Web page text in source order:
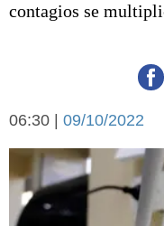
Economía y campo
Sociedad y tiempo
libre
contagios se
06:30 | 09/10/2022